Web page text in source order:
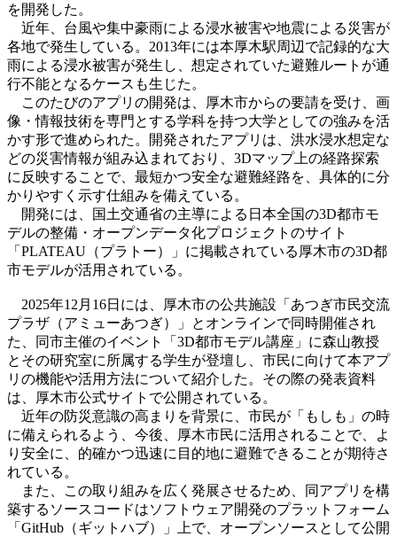
を開発した。
近年、台風や集中豪雨による浸水被害や地震による災害が
各地で発生している。2013年には本厚木駅周辺で記録的な大
雨による浸水被害が発生し、想定されていた避難ルートが通
行不能となるケースも生じた。
このたびのアプリの開発は、厚木市からの要請を受け、画
像・情報技術を専門とする学科を持つ大学としての強みを活
かす形で進められた。
開発されたアプリは、洪水浸水想定な
どの災害情報が組み込まれており、3Dマップ上の経路探索
に反映することで、最短かつ安全な避難経路を、具体的に分
かりやすく示す仕組みを備えている。
開発には、国土交通省の主導による日本全国の3D都市モ
デルの整備・オープンデータ化プロジェクトのサイト
「PLATEAU（プラトー）」に掲載されている厚木市の3D都
市モデルが活用されている。
2025年12月16日には、厚木市の公共施設「あつぎ市民交流
プラザ（アミューあつぎ）」とオンラインで同時開催され
た、同市主催のイベント「3D都市モデル講座」に森山教授
とその研究室に所属する学生が登壇し、市民に向けて本アプ
リの機能や活用方法について紹介した。 その際の発表資料
は、厚木市公式サイトで公開されている。
近年の防災意識の高まりを背景に、市民が「もしも」の時
に備えられるよう、今後、厚木市民に活用されることで、よ
り安全に、的確かつ迅速に目的地に避難できることが期待さ
れている。
また、この取り組みを広く発展させるため、同アプリを構
築するソースコードはソフトウェア開発のプラットフォーム
「GitHub（ギットハブ）」上で、オープンソースとして公開